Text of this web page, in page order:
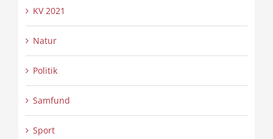
KV 2021
Natur
Politik
Samfund
Sport